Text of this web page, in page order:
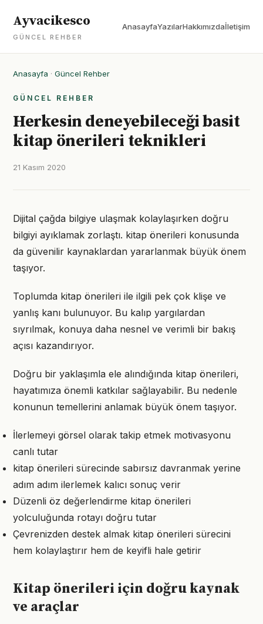
Ayvacikesco
GÜNCEL REHBER
AnasayfaYazılarHakkımızdaİletişim
Anasayfa · Güncel Rehber
GÜNCEL REHBER
Herkesin deneyebileceği basit
kitap önerileri teknikleri
21 Kasım 2020
Dijital çağda bilgiye ulaşmak kolaylaşırken doğru
bilgiyi ayıklamak zorlaştı. kitap önerileri konusunda
da güvenilir kaynaklardan yararlanmak büyük önem
taşıyor.
Toplumda kitap önerileri ile ilgili pek çok klişe ve
yanlış kanı bulunuyor. Bu kalıp yargılardan
sıyrılmak, konuya daha nesnel ve verimli bir bakış
açısı kazandırıyor.
Doğru bir yaklaşımla ele alındığında kitap önerileri,
hayatımıza önemli katkılar sağlayabilir. Bu nedenle
konunun temellerini anlamak büyük önem taşıyor.
İlerlemeyi görsel olarak takip etmek motivasyonu
canlı tutar
kitap önerileri sürecinde sabırsız davranmak yerine
adım adım ilerlemek kalıcı sonuç verir
Düzenli öz değerlendirme kitap önerileri
yolculuğunda rotayı doğru tutar
Çevrenizden destek almak kitap önerileri sürecini
hem kolaylaştırır hem de keyifli hale getirir
Kitap önerileri için doğru kaynak
ve araçlar